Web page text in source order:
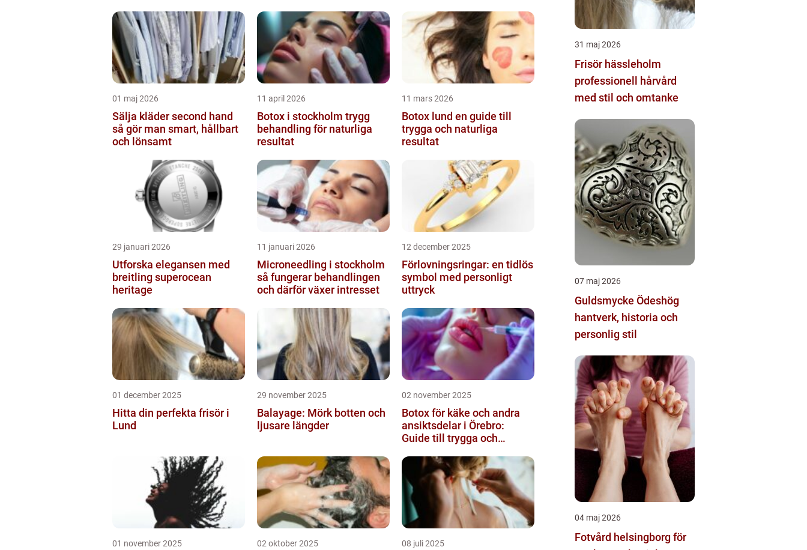
01 maj 2026
Sälja kläder second hand
så gör man smart, hållbart
och lönsamt
11 april 2026
Botox i stockholm trygg
behandling för naturliga
resultat
11 mars 2026
Botox lund en guide till
trygga och naturliga
resultat
29 januari 2026
Utforska elegansen med
breitling superocean
heritage
11 januari 2026
Microneedling i stockholm
så fungerar behandlingen
och därför växer intresset
12 december 2025
Förlovningsringar: en tidlös
symbol med personligt
uttryck
01 december 2025
Hitta din perfekta frisör i
Lund
29 november 2025
Balayage: Mörk botten och
ljusare längder
02 november 2025
Botox för käke och andra
ansiktsdelar i Örebro:
Guide till trygga och
01 november 2025 02 oktober 2025 08 juli 2025
31 maj 2026
Frisör hässleholm
professionell hårvård
med stil och omtanke
07 maj 2026
Guldsmycke Ödeshög
hantverk, historia och
personlig stil
04 maj 2026
Fotvård helsingborg för